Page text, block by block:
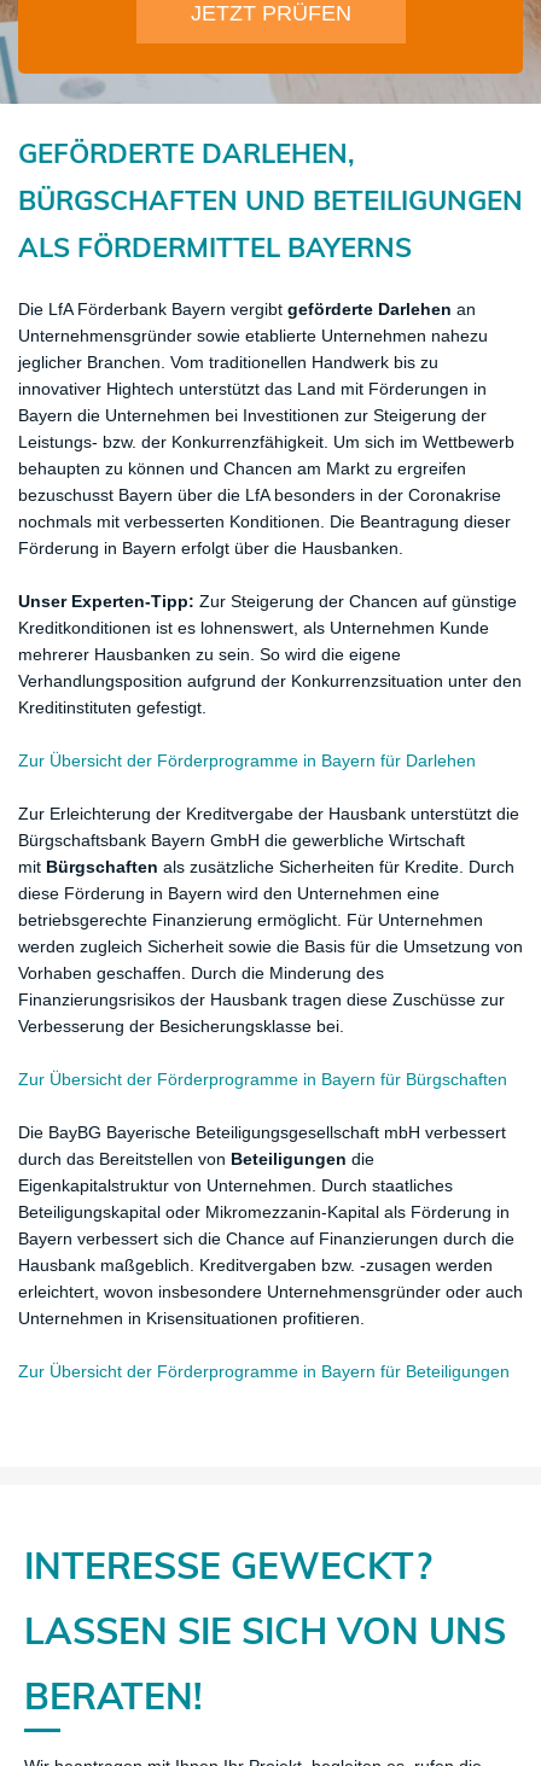
JETZT PRÜFEN
GEFÖRDERTE ​DARLEHEN,
BÜRGSCHAFTEN UND BETEILIGUNGEN
ALS FÖRDERMITTEL BAYERNS
Die LfA Förderbank Bayern vergibt geförderte Darlehen an
Unternehmensgründer sowie etablierte Unternehmen nahezu
jeglicher Branchen. Vom traditionellen Handwerk bis zu
innovativer Hightech unterstützt das Land mit Förderungen in
Bayern die Unternehmen bei Investitionen zur Steigerung der
Leistungs- bzw. der Konkurrenzfähigkeit. Um sich im Wettbewerb
behaupten zu können und Chancen am Markt zu ergreifen
bezuschusst Bayern über die LfA besonders in der Coronakrise
nochmals mit verbesserten Konditionen. Die Beantragung dieser
Förderung in Bayern erfolgt über die Hausbanken.
Unser Experten-Tipp: Zur Steigerung der Chancen auf günstige
Kreditkonditionen ist es lohnenswert, als Unternehmen Kunde
mehrerer Hausbanken zu sein. So wird die eigene
Verhandlungsposition aufgrund der Konkurrenzsituation unter den
Kreditinstituten gefestigt.
Zur Übersicht der Förderprogramme in Bayern für Darlehen
Zur Erleichterung der Kreditvergabe der Hausbank unterstützt die
Bürgschaftsbank Bayern GmbH die gewerbliche Wirtschaft
mit Bürgschaften als zusätzliche Sicherheiten für Kredite. Durch
diese Förderung in Bayern wird den Unternehmen eine
betriebsgerechte Finanzierung ermöglicht. Für Unternehmen
werden zugleich Sicherheit sowie die Basis für die Umsetzung von
Vorhaben geschaffen. Durch die Minderung des
Finanzierungsrisikos der Hausbank tragen diese Zuschüsse zur
Verbesserung der Besicherungsklasse bei.
Zur Übersicht der Förderprogramme in Bayern für Bürgschaften
Die BayBG Bayerische Beteiligungsgesellschaft mbH verbessert
durch das Bereitstellen von Beteiligungen die
Eigenkapitalstruktur von Unternehmen. Durch staatliches
Beteiligungskapital oder Mikromezzanin-Kapital als Förderung in
Bayern verbessert sich die Chance auf Finanzierungen durch die
Hausbank maßgeblich. Kreditvergaben bzw. -zusagen werden
erleichtert, wovon insbesondere Unternehmensgründer oder auch
Unternehmen in Krisensituationen profitieren.
Zur Übersicht der Förderprogramme in Bayern für Beteiligungen
INTERESSE GEWECKT?
​LASSEN SIE SICH VON UNS
BERATEN!